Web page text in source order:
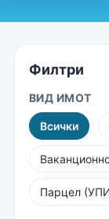
Филтри
ВИД ИМОТ
Всички
Парцел